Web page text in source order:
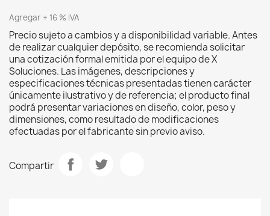
Agregar + 16 % IVA
Precio sujeto a cambios y a disponibilidad variable. Antes
de realizar cualquier depósito, se recomienda solicitar
una cotización formal emitida por el equipo de X
Soluciones. Las imágenes, descripciones y
especificaciones técnicas presentadas tienen carácter
únicamente ilustrativo y de referencia; el producto final
podrá presentar variaciones en diseño, color, peso y
dimensiones, como resultado de modificaciones
efectuadas por el fabricante sin previo aviso.
Compartir